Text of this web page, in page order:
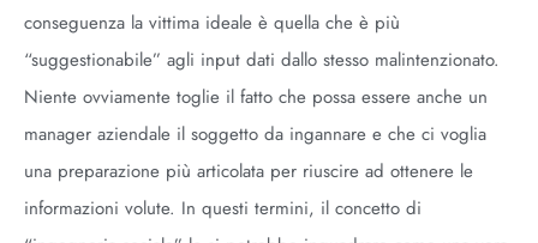
conseguenza la vittima ideale è quella che è più
“suggestionabile” agli input dati dallo stesso malintenzionato.
Niente ovviamente toglie il fatto che possa essere anche un
manager aziendale il soggetto da ingannare e che ci voglia
una preparazione più articolata per riuscire ad ottenere le
informazioni volute. In questi termini, il concetto di